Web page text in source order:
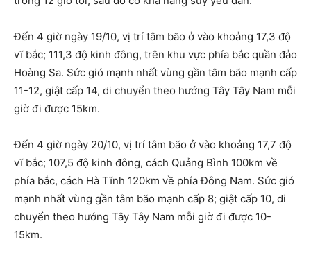
Đến 4 giờ ngày 19/10, vị trí tâm bão ở vào khoảng 17,3 độ
vĩ bắc; 111,3 độ kinh đông, trên khu vực phía bắc quần đảo
Hoàng Sa. Sức gió mạnh nhất vùng gần tâm bão mạnh cấp
11-12, giật cấp 14, di chuyển theo hướng Tây Tây Nam mỗi
giờ đi được 15km.
Đến 4 giờ ngày 20/10, vị trí tâm bão ở vào khoảng 17,7 độ
vĩ bắc; 107,5 độ kinh đông, cách Quảng Bình 100km về
phía bắc, cách Hà Tĩnh 120km về phía Đông Nam. Sức gió
mạnh nhất vùng gần tâm bão mạnh cấp 8; giật cấp 10, di
chuyển theo hướng Tây Tây Nam mỗi giờ đi được 10-
15km.